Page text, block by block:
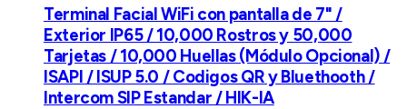
Terminal Facial WiFi con pantalla de 7" /
Exterior IP65 / 10,000 Rostros y 50,000
Tarjetas / 10,000 Huellas (Módulo Opcional) /
ISAPI / ISUP 5.0 / Codigos QR y Bluethooth /
Intercom SIP Estandar / HIK-IA